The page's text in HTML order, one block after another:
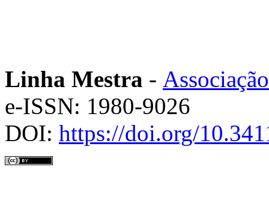
Linha Mestra -
e-ISSN: 1980-9026
DOI: https://doi.org/